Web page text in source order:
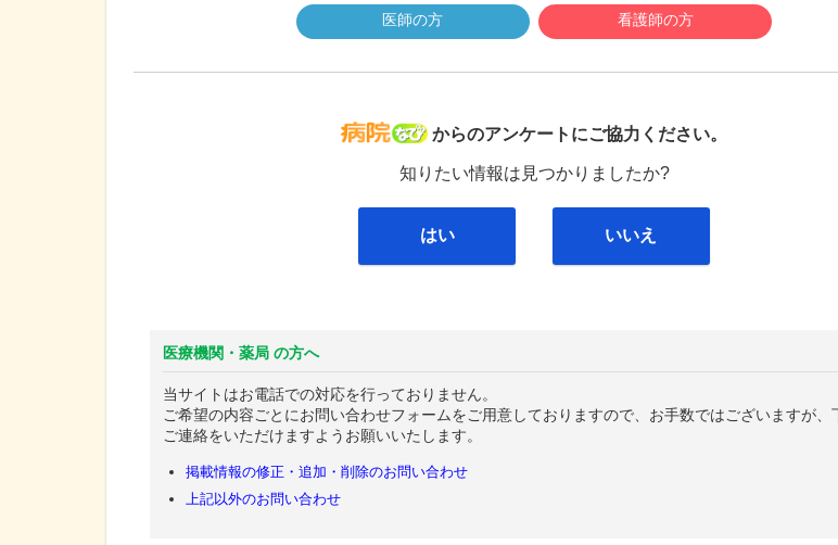
医師の方 看護師の方
病院なび
からのアンケートにご協力ください。
知りたい情報は見つかりましたか?
はい いいえ
医療機関・薬局 の方へ
当サイトはお電話での対応を行っておりません。
ご希望の内容ごとにお問い合わせフォームをご用意しておりますので、お手数ではございますが、
ご連絡をいただけますようお願いいたします。
掲載情報の修正・追加・削除のお問い合わせ
上記以外のお問い合わせ